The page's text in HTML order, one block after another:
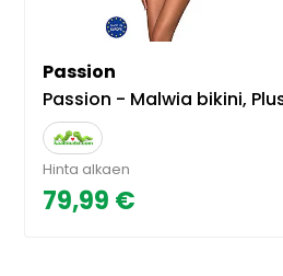
Passion
Passion - Malwia bikini, Plus
Hinta alkaen
79,99 €